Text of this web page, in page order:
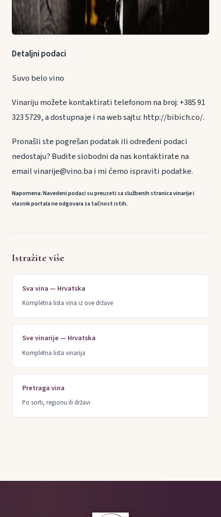
Detaljni podaci
Suvo belo vino
Vinariju možete kontaktirati telefonom na broj: +385 91
323 5729, a dostupna je i na web sajtu: http://bibich.co/.
Pronašli ste pogrešan podatak ili određeni podaci
nedostaju? Budite slobodni da nas kontaktirate na
email vinarije@vino.ba i mi ćemo ispraviti podatke.
Napomena: Navedeni podaci su preuzeti sa službenih stranica vinarije i
vlasnik portala ne odgovara za tačnost istih.
Istražite više
Sva vina — Hrvatska
Kompletna lista vina iz ove države
Sve vinarije — Hrvatska
Kompletna lista vinarija
Pretraga vina
Po sorti, regionu ili državi